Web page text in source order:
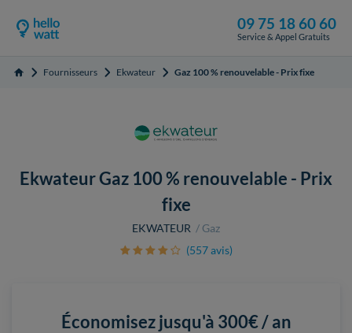
09 75 18 60 60
Service & Appel Gratuits
Accueil Fournisseurs Ekwateur Gaz 100 % renouvelable - Prix fixe
Ekwateur Gaz 100 % renouvelable - Prix
fixe
EKWATEUR
Gaz
(557 avis)
Économisez jusqu'à 300€ / an